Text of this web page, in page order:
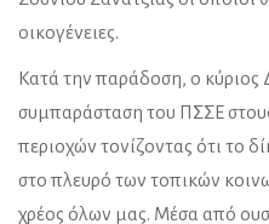
οικογένειες.
Κατά την παράδοση, ο κύριος
συμπαράσταση του ΠΣΣΕ
περιοχών τονίζοντας ότι το
στο πλευρό των τοπικών
χρέος όλων μας. Μέσα από